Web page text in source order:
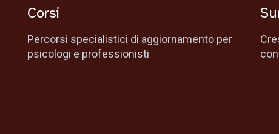
Corsi
Percorsi specialistici di aggiornamento per
psicologi e professionisti